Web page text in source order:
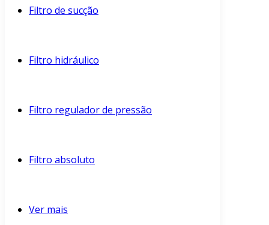
Filtro de sucção
Filtro hidráulico
Filtro regulador de pressão
Filtro absoluto
Ver mais